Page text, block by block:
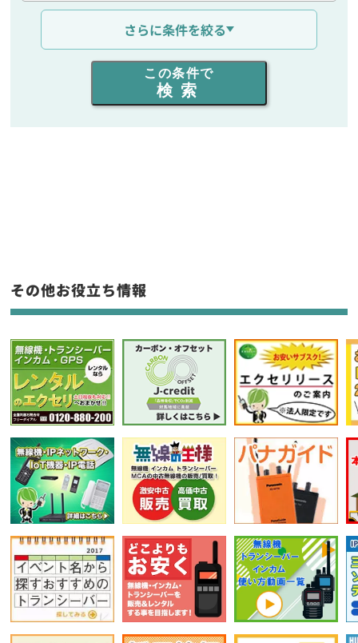
通信距離を選ぶ
出力を選ぶ
同時通話人数を選ぶ
フリーワード入力(製品名等)
選択条件をリセット
さらに条件を絞る
この条件で
検索
その他お役立ち情報